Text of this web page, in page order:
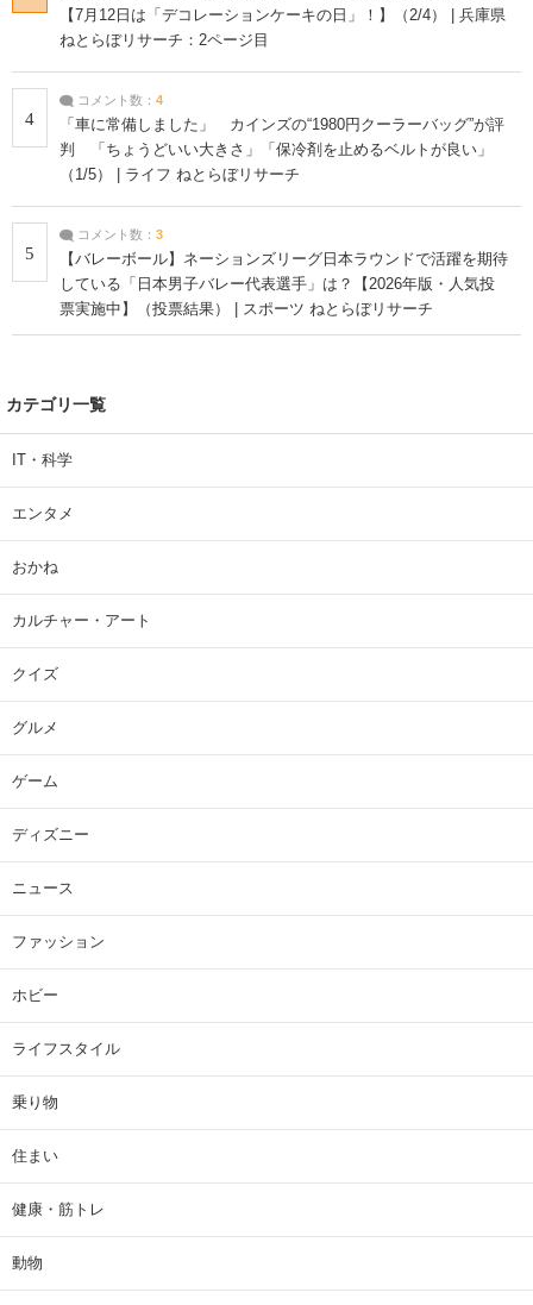
【7月12日は「デコレーションケーキの日」！】（2/4） | 兵庫県
ねとらぼリサーチ：2ページ目
4
コメント数： 4
「車に常備しました」 カインズの“1980円クーラーバッグ”が評
判 「ちょうどいい大きさ」「保冷剤を止めるベルトが良い」
（1/5） | ライフ ねとらぼリサーチ
5
コメント数： 3
【バレーボール】ネーションズリーグ日本ラウンドで活躍を期待
している「日本男子バレー代表選手」は？【2026年版・人気投
票実施中】（投票結果） | スポーツ ねとらぼリサーチ
カテゴリ一覧
IT・科学
エンタメ
おかね
カルチャー・アート
クイズ
グルメ
ゲーム
ディズニー
ニュース
ファッション
ホビー
ライフスタイル
乗り物
住まい
健康・筋トレ
動物